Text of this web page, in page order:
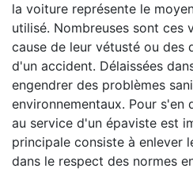
la voiture représente le
utilisé. Nombreuses sont ces
cause de leur vétusté ou des
d'un accident. Délaissées
engendrer des problèmes
environnementaux. Pour s'en
au service d'un épaviste est
principale consiste à enlever
dans le respect des normes